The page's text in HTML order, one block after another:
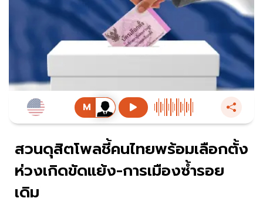
สวนดุสิตโพลชี้คนไทยพร้อมเลือกตั้ง
ห่วงเกิดขัดแย้ง-การเมืองซ้ำรอย
เดิม